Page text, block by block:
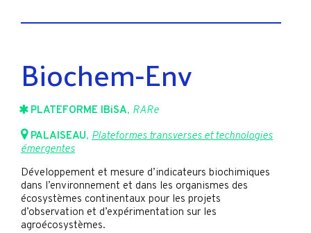
Biochem-Env
PLATEFORME IBiSA, RARe
PALAISEAU, Plateformes transverses et technologies
émergentes
Développement et mesure d’indicateurs biochimiques
dans l’environnement et dans les organismes des
écosystèmes continentaux pour les projets
d’observation et d’expérimentation sur les
agroécosystèmes.